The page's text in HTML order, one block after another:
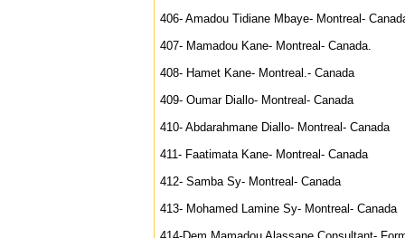
406- Amadou Tidiane Mbaye- Montreal-
407- Mamadou Kane- Montreal- Canada.
408- Hamet Kane- Montreal.- Canada
409- Oumar Diallo- Montreal- Canada
410- Abdarahmane Diallo- Montreal- Canada
411- Faatimata Kane- Montreal- Canada
412- Samba Sy- Montreal- Canada
413- Mohamed Lamine Sy- Montreal- Canada